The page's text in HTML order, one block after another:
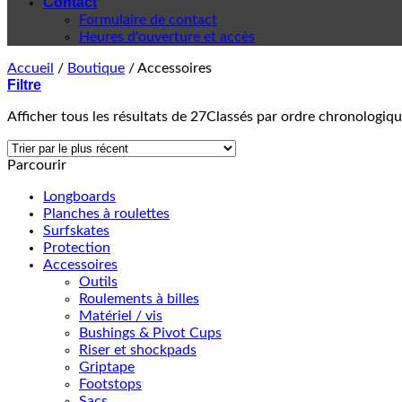
Formulaire de contact
Heures d'ouverture et accès
Accueil / Boutique /Accessoires
Filtre
Afficher tous les résultats de 27Classés par ordre
Parcourir
Longboards
Planches à roulettes
Surfskates
Protection
Accessoires
Outils
Roulements à billes
Matériel / vis
Bushings & Pivot Cups
Riser et shockpads
Griptape
Footstops